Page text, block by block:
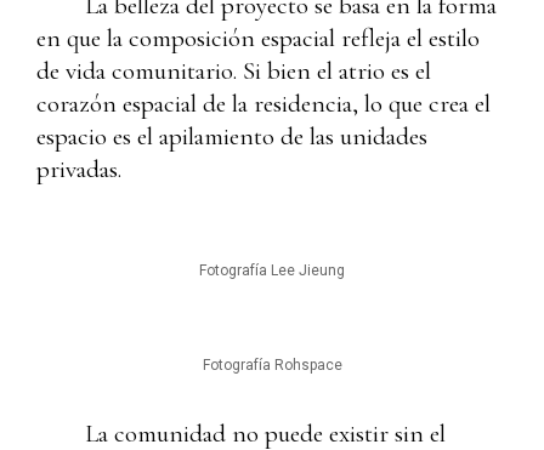
en que la composición espacial refleja el estilo
de vida comunitario. Si bien el atrio es el
corazón espacial de la residencia, lo que crea el
espacio es el apilamiento de las unidades
privadas.
Fotografía Lee Jieung
Fotografía Rohspace
La comunidad no puede existir sin el